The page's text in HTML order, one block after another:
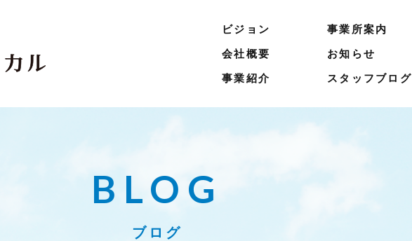
ビジョン 事業所案内
会社概要 お知らせ
事業紹介 スタッフブログ
BLOG
ブログ